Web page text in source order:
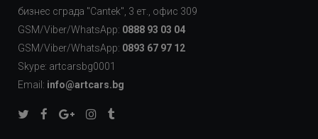
бизнес сграда "Cаntek", 3 ет., офис 309
GSM/Viber/WhatsApp: 0888 93 03 04
GSM/Viber/WhatsApp: 0893 67 97 12
Skype: artcarsbg0001
Email: info@artcars.bg